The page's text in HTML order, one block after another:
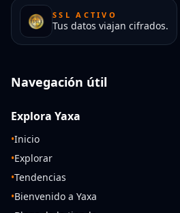
SSL ACTIVO
Tus datos viajan cifrados.
Navegación útil
Explora Yaxa
•Inicio
•Explorar
•Tendencias
•Bienvenido a Yaxa